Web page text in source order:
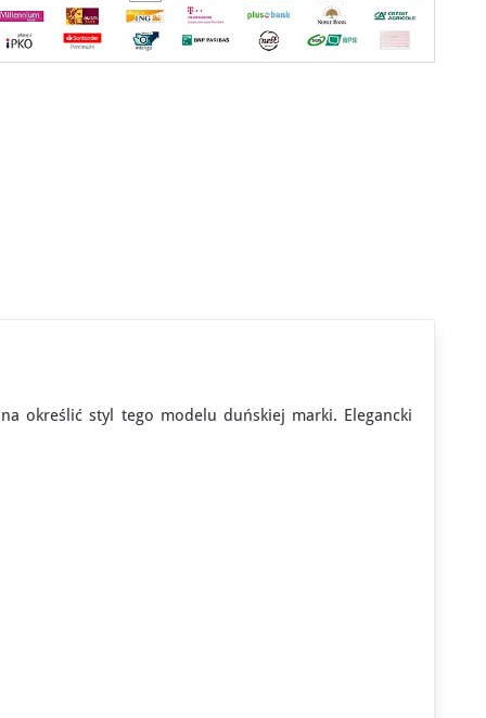
określić styl tego modelu duńskiej marki. Elegancki